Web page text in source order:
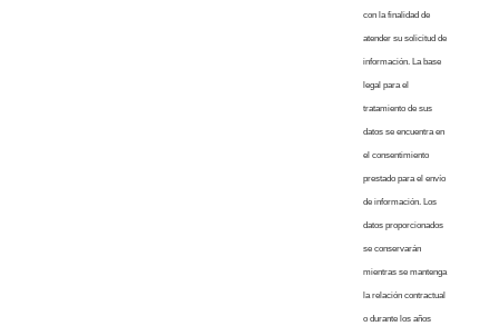
con la finalidad de
atender su solicitud de
información. La base
legal para el
tratamiento de sus
datos se encuentra en
el consentimiento
prestado para el envío
de información. Los
datos proporcionados
se conservarán
mientras se mantenga
la relación contractual
o durante los años